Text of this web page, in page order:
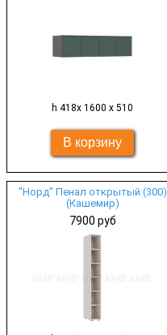
h 418х 1600 х 510
"Норд" Пенал открытый (300)
(Кашемир)
7900 руб